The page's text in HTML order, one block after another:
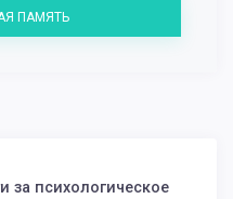
ПАМЯТЬ
за психологическое